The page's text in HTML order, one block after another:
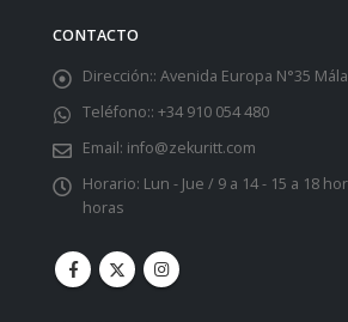
CONTACTO
Dirección:: Avenida Europa N°35
Teléfono:: +34 910 054 480
Email: info@zekuritt.com
Horario: Lun - Jue / 9 a 14 - 15 a 18
horas